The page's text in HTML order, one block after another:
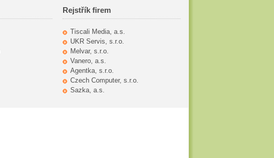
Rejstřík firem
Tiscali Media, a.s.
UKR Servis, s.r.o.
Melvar, s.r.o.
Vanero, a.s.
Agentka, s.r.o.
Czech Computer, s.r.o.
Sazka, a.s.